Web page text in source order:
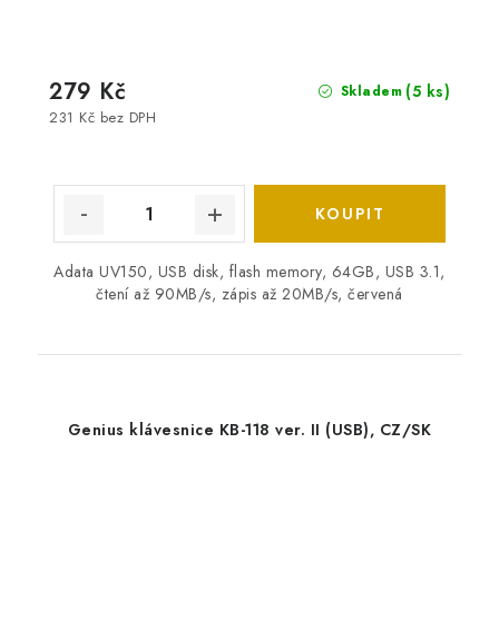
Skladem (5 ks)
231 Kč bez DPH
279 Kč
Adata UV150, USB disk, flash memory, 64GB, USB 3.1,
čtení až 90MB/s, zápis až 20MB/s, červená
Genius klávesnice KB-118 ver. II (USB), CZ/SK